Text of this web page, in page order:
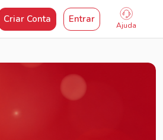
Criar Conta Entrar
Ajuda